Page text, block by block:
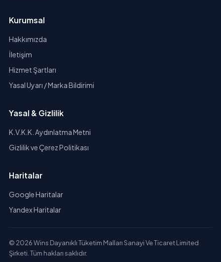
Kurumsal
Hakkımızda
İletişim
Hizmet Şartları
Yasal Uyarı / Marka Bildirimi
Yasal & Gizlilik
K.V.K.K. Aydınlatma Metni
Gizlilik ve Çerez Politikası
Haritalar
Google Haritalar
Yandex Haritalar
© 2026 Wins Dayanıklı Tüketim Malları Sanayi Ve Ticaret Limited
Şirketi. Tüm hakları saklıdır.